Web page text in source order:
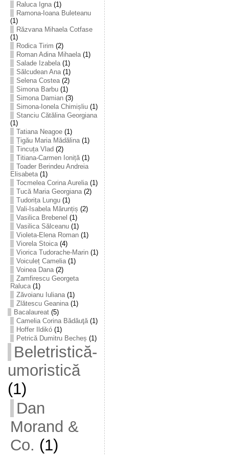
Raluca Igna(1)
Ramona-Ioana Buleteanu
(1)
Răzvana Mihaela Cotfase
(1)
Rodica Tirim (2)
Roman Adina Mihaela(1)
Salade Izabela(1)
Sălcudean Ana(1)
Selena Costea(2)
Simona Barbu(1)
Simona Damian(3)
Simona-Ionela Chimișliu(1)
Stanciu Cătălina Georgiana
(1)
Tatiana Neagoe(1)
Țigău Maria Mădălina(1)
Tincuța Vlad (2)
Titiana-Carmen Ioniță(1)
Toader Berindeu Andreia
Elisabeta(1)
Tocmelea Corina Aurelia(1)
Tucă Maria Georgiana(2)
Tudorița Lungu(1)
Vali-Isabela Mărunțiș (2)
Vasilica Brebenel (1)
Vasilica Sălceanu(1)
Violeta-Elena Roman(1)
Viorela Stoica(4)
Viorica Tudorache-Marin(1)
Voiculeț Camelia(1)
Voinea Dana(2)
Zamfirescu Georgeta
Raluca(1)
Zăvoianu Iuliana(1)
Zlătescu Geanina(1)
Bacalaureat(5)
Camelia Corina Bădăuţă(1)
Hoffer Ildikó(1)
Petrică Dumitru Becheș (1)
Beletristică-
umoristică
(1)
Dan
Morand &
Co. (1)